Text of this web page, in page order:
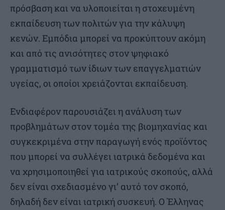
πρόσβαση και να υλοποιείται η στοχευμένη
εκπαίδευση των πολιτών για την κάλυψη
κενών. Εμπόδια μπορεί να προκύπτουν ακόμη
και από τις ανισότητες στον ψηφιακό
γραμματισμό των ίδιων των επαγγελματιών
υγείας, οι οποίοι χρειάζονται εκπαίδευση.
Ενδιαφέρον παρουσιάζει η ανάλυση των
προβλημάτων στον τομέα της βιομηχανίας και
συγκεκριμένα στην παραγωγή ενός προϊόντος
που μπορεί να συλλέγει ιατρικά δεδομένα και
να χρησιμοποιηθεί για ιατρικούς σκοπούς, αλλά
δεν είναι σχεδιασμένο γι’ αυτό τον σκοπό,
δηλαδή δεν είναι ιατρική συσκευή. Ο Έλληνας